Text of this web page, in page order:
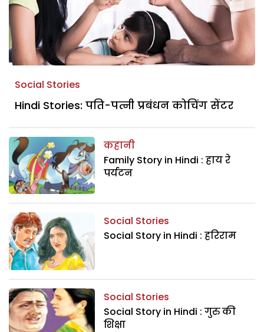
Social Stories
Hindi Stories: पति-पत्नी प्रबंधन कोचिंग सेंटर
कहानी
Family Story in Hindi : हाय रे
पर्यटन
Social Stories
Social Story in Hindi : हरिराम
Social Stories
Social Story in Hindi : गुरु की
शिक्षा